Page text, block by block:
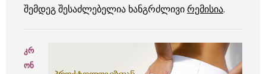
შემდეგ შესაძლებელია ხანგრძლივირემისია.
კრ
ონ